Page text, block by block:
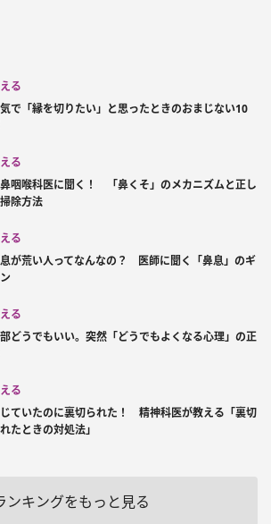
る
で「縁を切りたい」と思ったときのおまじない10
る
咽喉科医に聞く！ 「鼻くそ」のメカニズムと正し
除方法
る
が荒い人ってなんなの？ 医師に聞く「鼻息」のギ
る
どうでもいい。突然「どうでもよくなる心理」の正
る
ていたのに裏切られた！ 精神科医が教える「裏切
たときの対処法」
ンキングをもっと見る